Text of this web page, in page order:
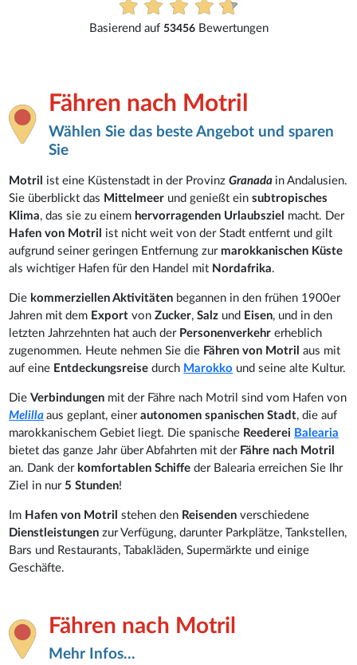
Basierend auf53456Bewertungen
Fähren nach Motril
Wählen Sie das beste Angebot und sparen
Sie
Motril ist eine Küstenstadt in der ProvinzGranada in Andalusien.
Sie überblickt das Mittelmeer und genießt einsubtropisches
Klima, das sie zu einem hervorragenden Urlaubsziel macht. Der
Hafen von Motril
ist nicht weit von der Stadt entfernt und gilt
aufgrund seiner geringen Entfernung zur marokkanischen Küste
als wichtiger Hafen für den Handel mit Nordafrika.
Die kommerziellen Aktivitäten begannen in den frühen 1900er
Jahren mit dem ExportvonZucker,Salz und Eisen, und in den
letzten Jahrzehnten hat auch der Personenverkehrerheblich
zugenommen. Heute nehmen Sie die Fähren von Motril aus mit
auf eine Entdeckungsreisedurch Marokko und seine alte Kultur.
DieVerbindungen mit der Fähre nach Motril sind vom Hafen von
Melilla aus geplant, einerautonomen spanischen Stadt, die auf
marokkanischem Gebiet liegt. Die spanische Reederei Balearia
bietet das ganze Jahr über Abfahrten mit der Fähre nach Motril
an. Dank der komfortablen Schiffeder Balearia erreichen Sie Ihr
Ziel in nur5 Stunden!
Im Hafen von Motril stehen den Reisendenverschiedene
Dienstleistungenzur Verfügung, darunter Parkplätze, Tankstellen,
Bars und Restaurants, Tabakläden, Supermärkte und einige
Geschäfte.
Fähren nach Motril
Mehr Infos...